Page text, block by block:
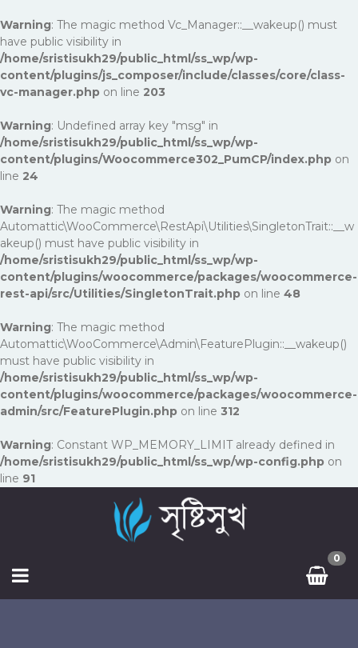
Warning: The magic method Vc_Manager::__wakeup() must
have public visibility in
/home/sristisukh29/public_html/ss_wp/wp-
content/plugins/js_composer/include/classes/core/class-
vc-manager.php on line 203
Warning: Undefined array key "msg" in
/home/sristisukh29/public_html/ss_wp/wp-
content/plugins/Woocommerce302_PumCP/index.php on
line 24
Warning: The magic method
Automattic\WooCommerce\RestApi\Utilities\SingletonTrait::__w
akeup() must have public visibility in
/home/sristisukh29/public_html/ss_wp/wp-
content/plugins/woocommerce/packages/woocommerce-
rest-api/src/Utilities/SingletonTrait.php on line 48
Warning: The magic method
Automattic\WooCommerce\Admin\FeaturePlugin::__wakeup()
must have public visibility in
/home/sristisukh29/public_html/ss_wp/wp-
content/plugins/woocommerce/packages/woocommerce-
admin/src/FeaturePlugin.php on line 312
Warning: Constant WP_MEMORY_LIMIT already defined in
/home/sristisukh29/public_html/ss_wp/wp-config.php on
line 91
0